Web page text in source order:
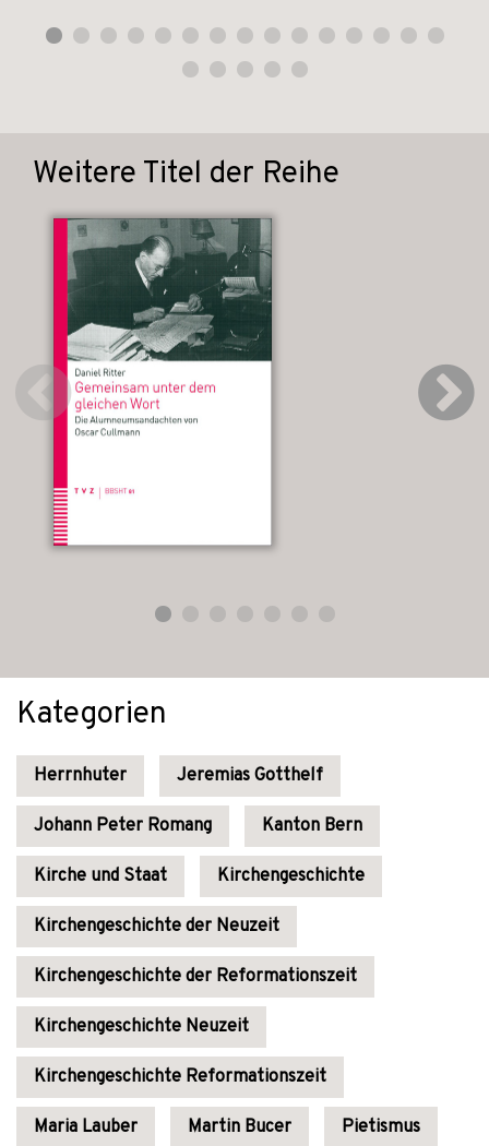
Weitere Titel der Reihe
Kategorien
Herrnhuter Jeremias Gotthelf
Johann Peter Romang Kanton Bern
Kirche und Staat Kirchengeschichte
Kirchengeschichte der Neuzeit
Kirchengeschichte der Reformationszeit
Kirchengeschichte Neuzeit
Kirchengeschichte Reformationszeit
Maria Lauber Martin Bucer Pietismus